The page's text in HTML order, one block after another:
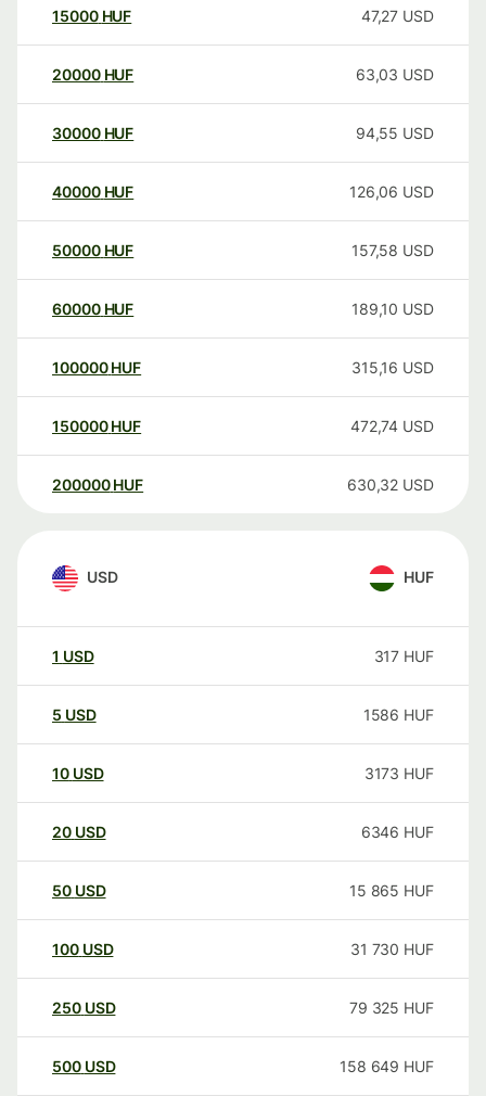
15000 HUF 47,27 USD
20000 HUF 63,03 USD
30000 HUF 94,55 USD
40000 HUF 126,06 USD
50000 HUF 157,58 USD
60000 HUF 189,10 USD
100000 HUF 315,16 USD
150000 HUF 472,74 USD
200000 HUF 630,32 USD
USD HUF
1 USD 317 HUF
5 USD 1586 HUF
10 USD 3173 HUF
20 USD 6346 HUF
50 USD 15 865 HUF
100 USD 31 730 HUF
250 USD 79 325 HUF
500 USD 158 649 HUF